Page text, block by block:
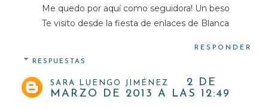
Me quedo por aquí como seguidora! Un beso
Te visito desde la fiesta de enlaces de Blanca
RESPONDER
RESPUESTAS
SARA LUENGO JIMÉNEZ
2 DE
MARZO DE 2013 A LAS 12:49